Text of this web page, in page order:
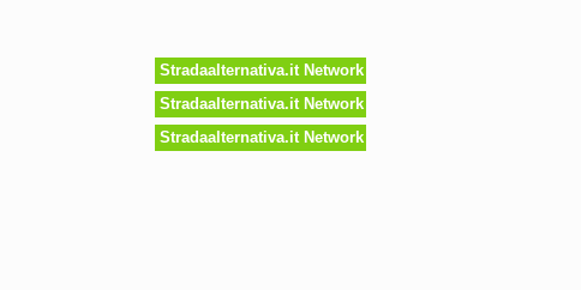
Stradaalternativa.it Network
Stradaalternativa.it Network
Stradaalternativa.it Network